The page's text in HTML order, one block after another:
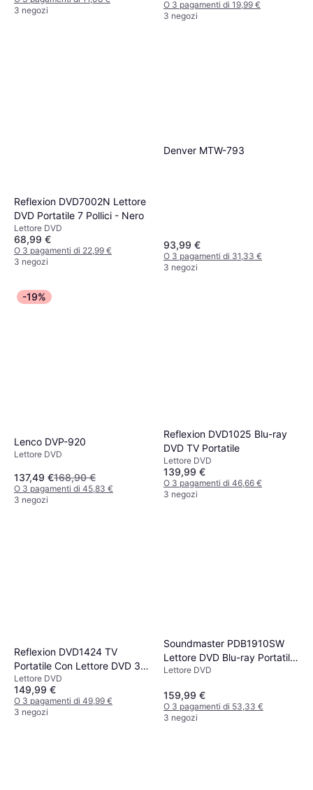
3 negozi
O 3 pagamenti di 19,99 €
3 negozi
Reflexion DVD7002N Lettore
DVD Portatile 7 Pollici - Nero
Lettore DVD
68,99 €
O 3 pagamenti di 22,99 €
3 negozi
Denver MTW-793
93,99 €
O 3 pagamenti di 31,33 €
3 negozi
-19%
Lenco DVP-920
Lettore DVD
137,49 €168,90 €
O 3 pagamenti di 45,83 €
3 negozi
Reflexion DVD1025 Blu-ray
DVD TV Portatile
Lettore DVD
139,99 €
O 3 pagamenti di 46,66 €
3 negozi
Reflexion DVD1424 TV
Portatile Con Lettore DVD 36
cm 14 Pollici
Lettore DVD
149,99 €
O 3 pagamenti di 49,99 €
3 negozi
Soundmaster PDB1910SW
Lettore DVD Blu-ray Portatile
25.6 cm
Lettore DVD
159,99 €
O 3 pagamenti di 53,33 €
3 negozi